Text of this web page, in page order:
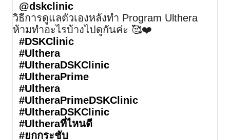
@dskclinic
วิธีการดูแลตัวเองหลังทำ Program Ulthera
ห้ามทำอะไรบ้างไปดูกันค่ะ 🥰❤️
#DSKClinic
#Ulthera
#UltheraDSKClinic
#UltheraPrime
#Ulthera
#UltheraPrimeDSKClinic
#UltheraDSKClinic
#Ultheraที่ไหนดี
#ยกกระชับ